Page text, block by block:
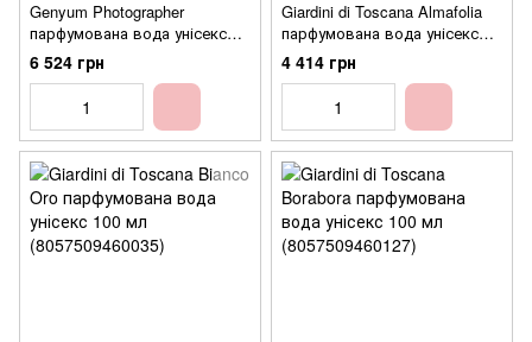
Genyum Photographer
парфумована вода унісекс
100 мл (8437018741311)
6 524 грн
Giardini di Toscana Almafolia
парфумована вода унісекс
100 мл (8057509460486)
4 414 грн